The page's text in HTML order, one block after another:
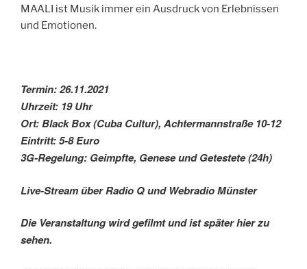
MAALI ist Musik immer ein Ausdruck von Erlebnissen
und Emotionen.
Termin: 26.11.2021
Uhrzeit: 19 Uhr
Ort: Black Box (Cuba Cultur), Achtermannstraße 10-12
Eintritt: 5-8 Euro
3G-Regelung: Geimpfte, Genese und Getestete (24h)
Live-Stream über Radio Q und Webradio Münster
Die Veranstaltung wird gefilmt und ist später hier zu
sehen.